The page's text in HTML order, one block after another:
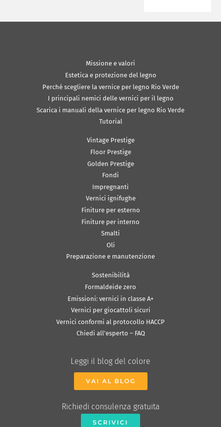
Missione e valori
Estetica e protezione del legno
Perché scegliere la vernice per legno Rio Verde
I principali nemici delle vernici per il legno
Scarica i manuali della vernice per legno Rio Verde
Tutorial
Vintage Prestige
Floor Prestige
Golden Prestige
Fondi
Impregnanti
Vernici ignifughe
Finiture per esterno
Finiture per interno
Smalti
Oli
Preparazione e manutenzione
Sostenibilità
Formaldeide zero
Emissioni: vernici in classe A+
Vernici per giocattoli sicuri
Vernici conformi al protocollo HACCP
Chiedi all’esperto – FAQ
Leggi il blog del colore
VAI AL BLOG
Richiedi consulenza gratuita
SCRIVICI